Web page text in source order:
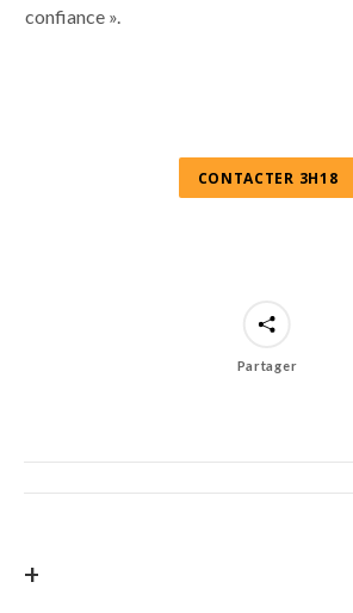
confiance ».
CONTACTER 3H18
Partager
Post
+